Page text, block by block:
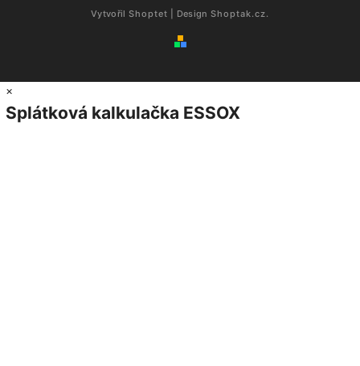
Vytvořil Shoptet | Design Shoptak.cz.
×
Splátková kalkulačka ESSOX